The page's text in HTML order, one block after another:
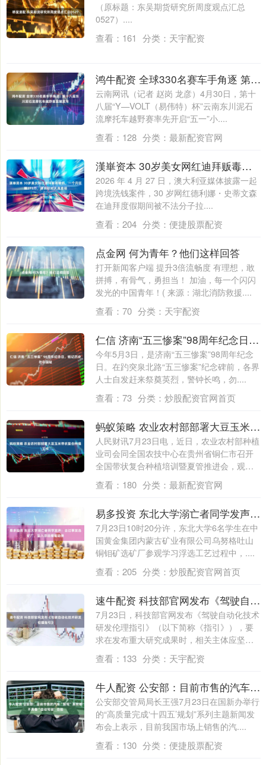
（原标题：东吴期货研究所周度观点汇总
0527）....
查看： 161 分类： 天宇配资
鸿牛配资 全球330名赛车手角逐 第十八届东川泥石流摩托车越野赛震撼发车
云南网讯（记者 赵岗 龙彦）4月30日，第十
八届“Y—VOLT（易伟特）杯”云南东川泥石
流摩托车越野赛率先开启“五一”小....
查看： 128 分类： 最新配资官网
漢崋资本 30岁美女网红迪拜贩毒被抓，一个月狂赚273万，律师称她天真脆弱
2026 年 4 月 27 日，澳大利亚媒体披露一起
跨境洗钱案件，30 岁网红德利娜・史蒂文森
在迪拜度假期间被不法分子拉....
查看： 204 分类： 便捷股票配资
点金网 何为青年？他们这样回答
打开新闻客户端 提升3倍流畅度 有理想，敢
拼搏，有骨气，勇担当！ 加油，每一个闪闪
发光的中国青年！( 来源：湖北消防救援....
查看： 70 分类： 天宇配资
仁信 济南“五三惨案”98周年纪念日，铭记历史勿忘国耻
今年5月3日，是济南“五三惨案”98周年纪念
日。在趵突泉北路“五三惨案”纪念碑前，各界
人士自发赶来祭奠英烈，警钟长鸣，勿....
查看： 73 分类： 炒股配资官网首页
蚂蚁策略 农业农村部部署大豆玉米带状复合种植工作
人民财讯7月23日电，近日，农业农村部种植
业司会同全国农技中心在贵州省铜仁市召开
全国带状复合种植培训暨夏管推进会，观摩
示....
查看： 180 分类： 最新配资官网
易多投资 东北大学溺亡者同学发声：去过事发选矿厂，坠入浮选槽难动弹
7月23日10时20分许，东北大学6名学生在中
国黄金集团内蒙古矿业有限公司乌努格吐山
铜钼矿选矿厂参观学习浮选工艺过程中，....
查看： 205 分类： 炒股配资官网首页
速牛配资 科技部官网发布《驾驶自动化技术研发伦理指引》
7月23日，科技部官网发布《驾驶自动化技术
研发伦理指引》（以下简称《指引》），要
求在发布重大研究成果时，相关主体应坚持
客....
查看： 133 分类： 天宇配资
牛人配资 公安部：目前市售的汽车“智驾”系统都不具备“自动驾驶”功能
公安部交管局局长王强7月23日在国新办举行
的“高质量完成‘十四五’规划”系列主题新闻发
布会上表示，目前我国市场上销售的汽....
查看： 130 分类： 便捷股票配资